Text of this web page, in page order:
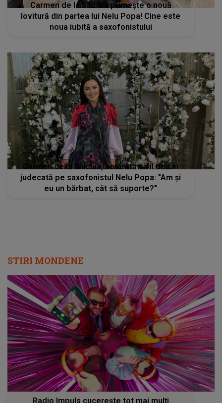
Carmen de la Sălciua primește o nouă
lovitură din partea lui Nelu Popa! Cine este
noua iubită a saxofonistului
Carmen de la Sălciua, hotărâtă să îl dea în
judecată pe saxofonistul Nelu Popa: "Am și
eu un bărbat, cât să suporte?"
STIRI MONDENE
Radio Impuls cucerește tot mai mulți